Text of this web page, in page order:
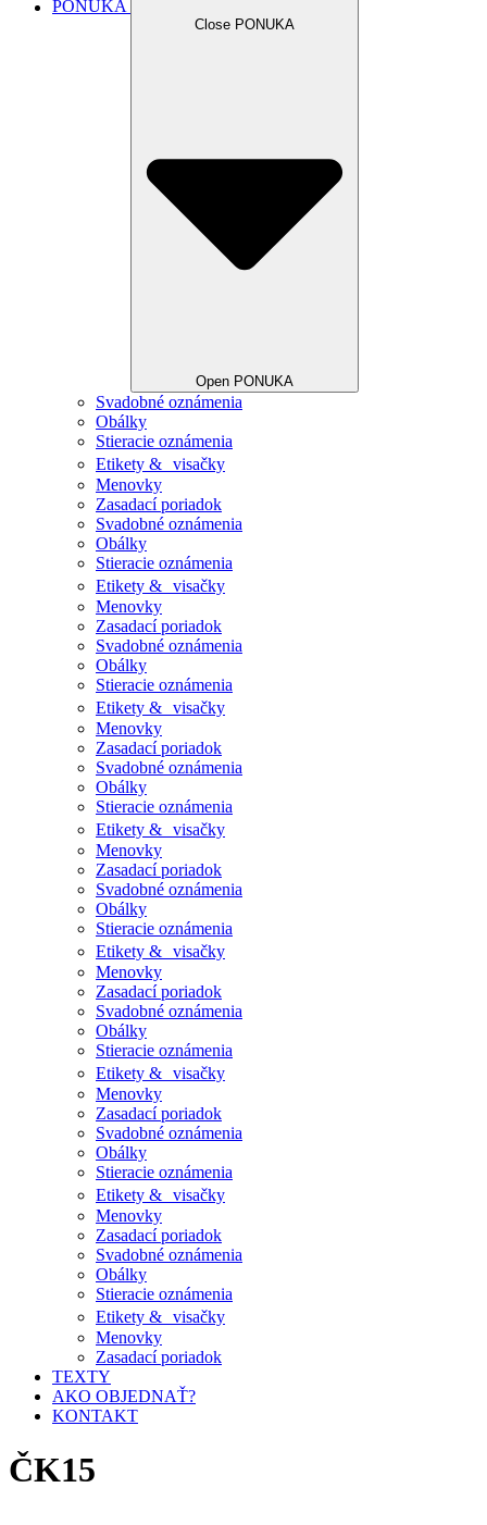
PONUKA
Close PONUKA
Open PONUKA
Svadobné oznámenia
Obálky
Stieracie oznámenia
Etikety & visačky
Menovky
Zasadací poriadok
Svadobné oznámenia
Obálky
Stieracie oznámenia
Etikety & visačky
Menovky
Zasadací poriadok
Svadobné oznámenia
Obálky
Stieracie oznámenia
Etikety & visačky
Menovky
Zasadací poriadok
Svadobné oznámenia
Obálky
Stieracie oznámenia
Etikety & visačky
Menovky
Zasadací poriadok
Svadobné oznámenia
Obálky
Stieracie oznámenia
Etikety & visačky
Menovky
Zasadací poriadok
Svadobné oznámenia
Obálky
Stieracie oznámenia
Etikety & visačky
Menovky
Zasadací poriadok
Svadobné oznámenia
Obálky
Stieracie oznámenia
Etikety & visačky
Menovky
Zasadací poriadok
Svadobné oznámenia
Obálky
Stieracie oznámenia
Etikety & visačky
Menovky
Zasadací poriadok
TEXTY
AKO OBJEDNAŤ?
KONTAKT
ČK15